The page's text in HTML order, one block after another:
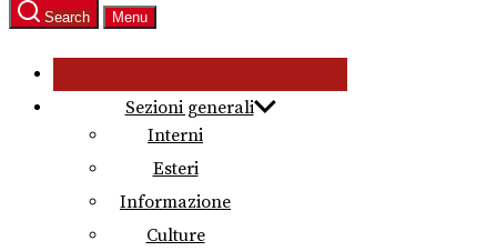
Search Menu
Sezioni generali
Interni
Esteri
Informazione
Culture